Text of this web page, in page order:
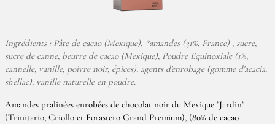
Ingrédients : Pâte de cacao (Mexique), *amandes (31%, France) , sucre,
sucre de canne, beurre de cacao (Mexique), Poudre Equinoxiale (1%,
cannelle, vanille, poivre noir, épices), agents d'enrobage (gomme d'acacia,
shellac), vanille naturelle en poudre.
Amandes pralinées enrobées de chocolat noir du Mexique "Jardin"
(Trinitario, Criollo et Forastero Grand Premium), (80% de cacao